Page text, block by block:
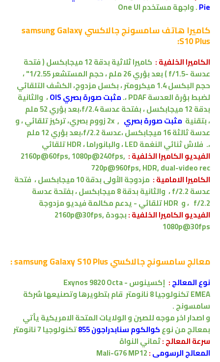
Pie
.واجهة مستخدمOne UI
كاميرا هاتف سامسونج جالاكسي samsung Galaxy
S10 Plus:
الكاميرا الخلفية : كاميرا ثلاثيةبدقة
( فتحة
عدسة -f/1.5 ) بعد بؤري 26 ملم ، حجم المستشعر 1/2.55" ،
حجم البكسل 1.4
ميكرومتر،بكسل مزدوج،الكشف التلقائي
لضبط بؤرة العدسة PDAF
،.مثبت صورة بصري OIS ، والثانية
بدقة 12 ميجابكسل
، بفتحة عدسة f/2.4،
بعد بؤري 52 ملم
،بتقنية مثبت صورة بصري , تركيز تلقائي،و
عدسة ثالثة16 ميجابكسل ،عدسة f/2.2،
بعد بؤري 12 ملم
،. فلاش ثنائي النغمة LED ، والبانوراما، HDR تلقائي
الفيديو الكاميرا الخلفية : 2160p@60fps, 1080p@240fps,
720p@960fps, HDR, dual-video rec
الكاميرا الامامية : مزدوجة الأولى بدقة
10 ميجابكسل ، فتحة
عدسة f/2.2
، والثانية بدقة 8 ميجابكسل
، بفتحة عدسة
f/2.2 ،و HDR تلقائي - يدعممكالمة فيديو مزدوجة
الفيديو الكاميرا الخلفية :بجودة2160p@30fps,
1080p@30fps
معالجسامسونج جالاكسي samsung Galaxy S10 Plus :
نوع المعالج: إكسينوسExynos 9820 Octa -
EMEAتكنولوجيا 8 نانومتر
قام بتطويرها وتصنيعها شركة
سامسونج .
واصدار اخر موجه للصين و الولايات المتحة الامريكية يأتي
بمعالج من نوعكوالكومسنابدراجون 855
تكنولوجيا 7 نانومتر
سرعة المعالج :ثماني النواة
المعالج الرسومى:
Mali-G76 MP12